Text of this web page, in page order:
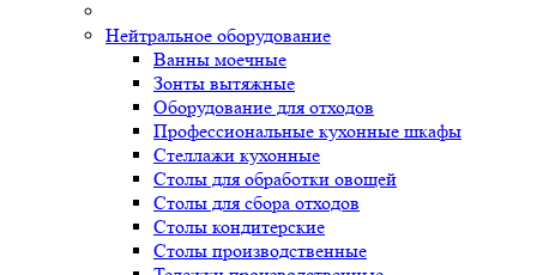
Нейтральное оборудование
Ванны моечные
Зонты вытяжные
Оборудование для отходов
Профессиональные кухонные шкафы
Стеллажи кухонные
Столы для обработки овощей
Столы для сбора отходов
Столы кондитерские
Столы производственные